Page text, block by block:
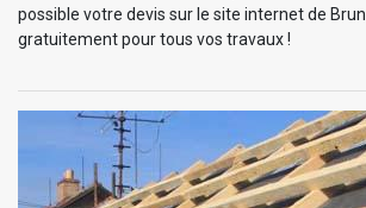
possible votre devis sur le site internet de
gratuitement pour tous vos travaux !